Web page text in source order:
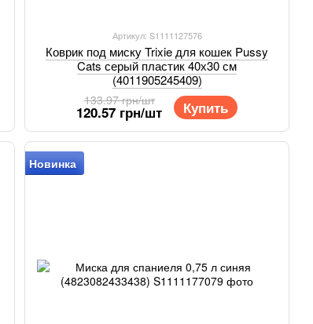
Артикул: S1111127576
Коврик под миску Trixie для кошек Pussy
Cats серый пластик 40х30 см
(4011905245409)
133.97 грн/шт
120.57 грн/шт Купить
Новинка